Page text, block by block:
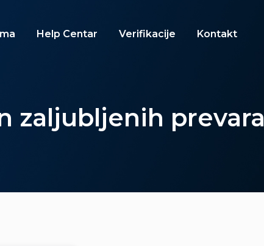
Help Centar Verifikacije Kontakt
zaljubljenih prevara